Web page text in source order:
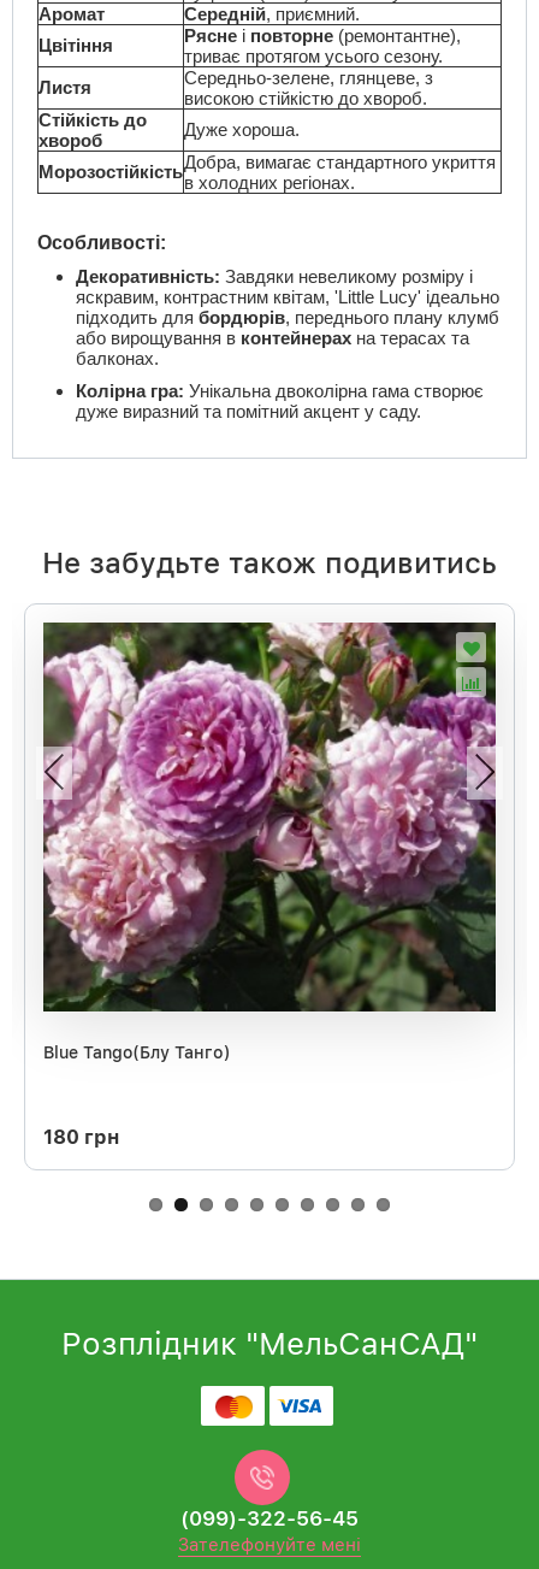
Аромат
Середній, приємний.
Цвітіння
Рясне і повторне (ремонтантне),
триває протягом усього сезону.
Листя
Середньо-зелене, глянцеве, з
високою стійкістю до хвороб.
Стійкість до
хвороб
Дуже хороша.
МорозостійкістьДобра, вимагає стандартного укриття
в холодних регіонах.
Особливості:
Декоративність: Завдяки невеликому розміру і
яскравим, контрастним квітам, 'Little Lucy' ідеально
підходить для бордюрів, переднього плану клумб
або вирощування в контейнерах на терасах та
балконах.
Колірна гра: Унікальна двоколірна гама створює
дуже виразний та помітний акцент у саду.
Не забудьте також подивитись
Blue Tango(Блу Танго)
180 грн
Розплідник "МельСанСАД"
(099)-322-56-45
Зателефонуйте мені